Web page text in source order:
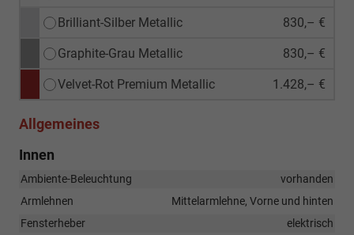
Brilliant-Silber Metallic 830,– €
Graphite-Grau Metallic 830,– €
Velvet-Rot Premium Metallic 1.428,– €
Allgemeines
Innen
Ambiente-Beleuchtung
vorhanden
Armlehnen
Mittelarmlehne, Vorne und hinten
Fensterheber
elektrisch